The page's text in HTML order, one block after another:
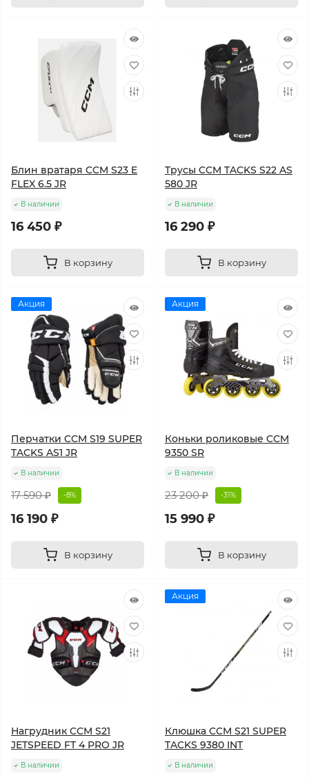
Блин вратаря CCM S23 E
FLEX 6.5 JR
В наличии
16 450 ₽
В корзину
Трусы CCM TACKS S22 AS
580 JR
В наличии
16 290 ₽
В корзину
Акция
Перчатки CCM S19 SUPER
TACKS AS1 JR
В наличии
17 590 ₽ -8%
16 190 ₽
В корзину
Акция
Коньки роликовые CCM
9350 SR
В наличии
23 200 ₽ -31%
15 990 ₽
В корзину
Нагрудник CCM S21
JETSPEED FT 4 PRO JR
В наличии
Акция
Клюшка CCM S21 SUPER
TACKS 9380 INT
В наличии